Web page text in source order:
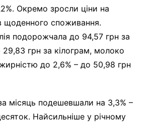
Окремо зросли ціни на
щоденного споживання.
подорожчала до 94,57 грн за
29,83 грн за кілограм, молоко
до 2,6% – до 50,98 грн
місяць подешевшали на 3,3% –
Найсильніше у річному